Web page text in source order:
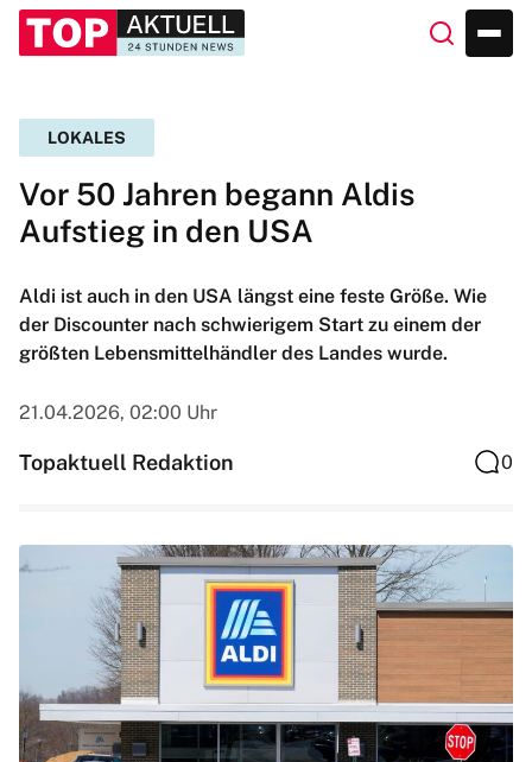
LOKALES
Vor 50 Jahren begann Aldis
Aufstieg in den USA
Aldi ist auch in den USA längst eine feste Größe. Wie
der Discounter nach schwierigem Start zu einem der
größten Lebensmittelhändler des Landes wurde.
21.04.2026, 02:00 Uhr
Topaktuell Redaktion 0